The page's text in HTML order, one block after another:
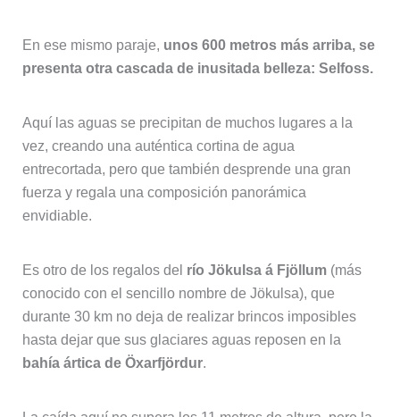
En ese mismo paraje, unos 600 metros más arriba, se
presenta otra cascada de inusitada belleza: Selfoss.
Aquí las aguas se precipitan de muchos lugares a la
vez, creando una auténtica cortina de agua
entrecortada, pero que también desprende una gran
fuerza y regala una composición panorámica
envidiable.
Es otro de los regalos del río Jökulsa á Fjöllum(más
conocido con el sencillo nombre de Jökulsa), que
durante 30 km no deja de realizar brincos imposibles
hasta dejar que sus glaciares aguas reposen en la
bahía ártica de Öxarfjördur.